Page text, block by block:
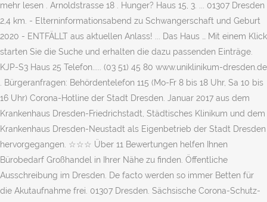
mehr lesen . Arnoldstrasse 18 . Hunger? Haus 15, 3. ... 01307 Dresden
2,4 km. - Elterninformationsabend zu Schwangerschaft und Geburt
2020 - ENTFÄLLT aus aktuellen Anlass! ... Das Haus … Mit einem Klick
starten Sie die Suche und erhalten die dazu passenden Einträge.
KJP-S3 Haus 25 Telefon..... (03 51) 45 80 www.uniklinikum-dresden.de
. Bürgeranfragen: Behördentelefon 115 (Mo-Fr 8 bis 18 Uhr, Sa 10 bis
16 Uhr) Corona-Hotline der Stadt Dresden. Januar 2017 aus dem
Krankenhaus Dresden-Friedrichstadt, Städtisches Klinikum und dem
Krankenhaus Dresden-Neustadt als Eigenbetrieb der Stadt Dresden
hervorgegangen. ☆☆☆ Über 11 Bewertungen helfen Ihnen
Bürobedarf Großhandel in Ihrer Nähe zu finden. Öffentliche
Ausschreibung im Dresden. De facto werden so immer Betten für
die Akutaufnahme frei. 01307 Dresden. Sächsische Corona-Schutz-